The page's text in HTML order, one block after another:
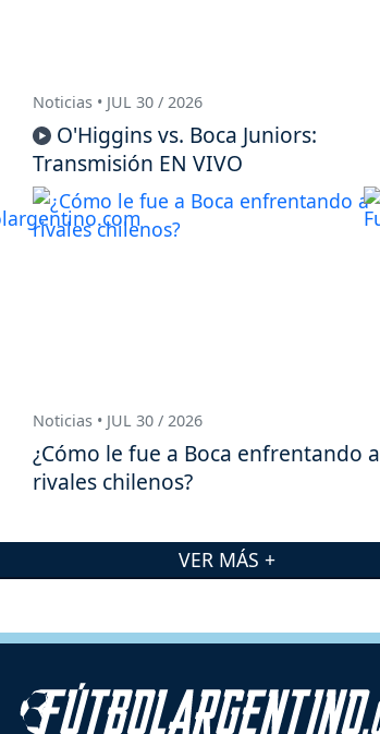
Noticias • JUL 30 / 2026
O'Higgins vs. Boca Juniors:
Transmisión EN VIVO
Noticias • JUL 30 / 2026
¿Cómo le fue a Boca enfrentando a
rivales chilenos?
VER MÁS +